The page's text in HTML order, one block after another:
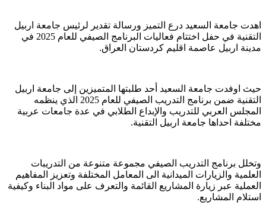
اهدت جامعة السعيد درع التميز ورسالة تقدير لرئيس جامعة اربيل
التقنية في حفل اختتام فعاليات البرنامج الصيفي للعام 2025 في
مدينة اربيل عاصمة اقليم كردستان العراق.
حيث اوفدت جامعة السعيد أحد طلبتها المتميزين إلى جامعة اربيل
التقنية ضمن برنامج التدريب الصيفي للعام 2025 الذي ينظمه
المجلس العربي للتدريب والإبداع الطلابي في عدة جامعات عربية
مختلفة احداها جامعة اربيل التقنية.
وتخلل برنامج التدريب الصيفي مجموعة متنوعة من التدريبات
العلمية والزيارات الميدانية الى المعامل المختلفة وتعزيز المفاهيم
العملية عبر زيارة المشاريع القائمة والتعرف على مواد البناء وكيفية
استلام المشاريع.